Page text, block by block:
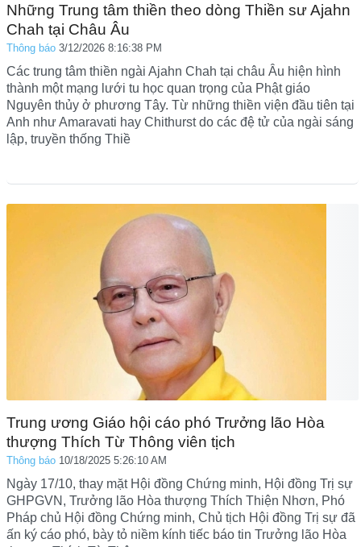
Những Trung tâm thiền theo dòng Thiền sư Ajahn
Chah tại Châu Âu
Thông báo 3/12/2026 8:16:38 PM
Các trung tâm thiền ngài Ajahn Chah tại châu Âu hiện hình
thành một mạng lưới tu học quan trọng của Phật giáo
Nguyên thủy ở phương Tây. Từ những thiền viện đầu tiên tại
Anh như Amaravati hay Chithurst do các đệ tử của ngài sáng
lập, truyền thống Thiề
Trung ương Giáo hội cáo phó Trưởng lão Hòa
thượng Thích Từ Thông viên tịch
Thông báo 10/18/2025 5:26:10 AM
Ngày 17/10, thay mặt Hội đồng Chứng minh, Hội đồng Trị sự
GHPGVN, Trưởng lão Hòa thượng Thích Thiện Nhơn, Phó
Pháp chủ Hội đồng Chứng minh, Chủ tịch Hội đồng Trị sự đã
ấn ký cáo phó, bày tỏ niềm kính tiếc báo tin Trưởng lão Hòa